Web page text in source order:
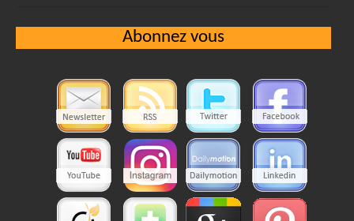
Abonnez vous